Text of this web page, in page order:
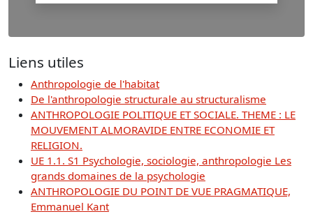
Liens utiles
Anthropologie de l'habitat
De l'anthropologie structurale au structuralisme
ANTHROPOLOGIE POLITIQUE ET SOCIALE. THEME : LE
MOUVEMENT ALMORAVIDE ENTRE ECONOMIE ET
RELIGION.
UE 1.1. S1 Psychologie, sociologie, anthropologie Les
grands domaines de la psychologie
ANTHROPOLOGIE DU POINT DE VUE PRAGMATIQUE,
Emmanuel Kant